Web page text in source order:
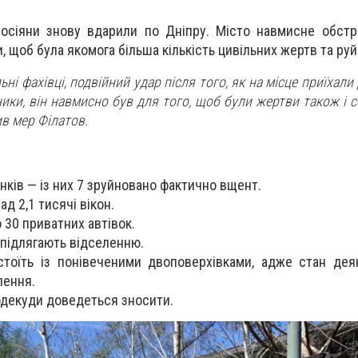
знову вдарили по Дніпру. Місто навмисне
була якомога більша кількість цивільних жертв та
фахівці, подвійний удар після того, як на місце
він навмисно був для того, щоб були жертви також і
мер Філатов.
— із них 7 зруйновано фактично вщент.
2,1 тисячі вікон.
приватних автівок.
відселенню.
із понівеченими двоповерхівками, адже стан
доведеться зносити.